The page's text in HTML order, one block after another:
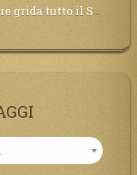
Sé i lontani, affinché si pentano e tornino a Lui: